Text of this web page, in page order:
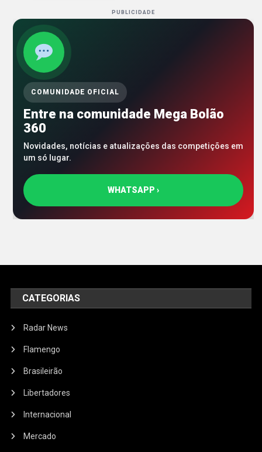
PUBLICIDADE
COMUNIDADE OFICIAL
Entre na comunidade Mega Bolão
360
Novidades, notícias e atualizações das competições em
um só lugar.
WHATSAPP ›
CATEGORIAS
Radar News
Flamengo
Brasileirão
Libertadores
Internacional
Mercado